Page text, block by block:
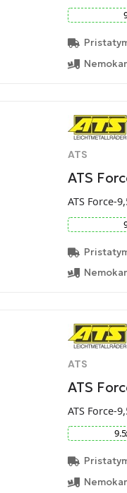
ATS
ATS
ATS Force-
ATS
ATS
ATS Force-
9.5